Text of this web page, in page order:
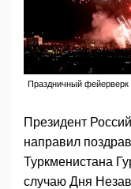
Праздничный фейерверк
Президент
направил
Туркменистана
случаю Дня